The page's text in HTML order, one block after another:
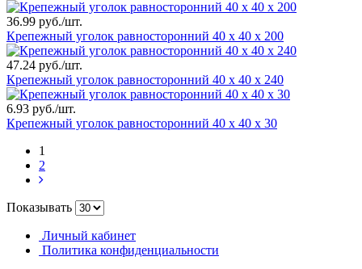
36.99 руб./шт.
Крепежный уголок равносторонний 40 х 40 х 200
47.24 руб./шт.
Крепежный уголок равносторонний 40 х 40 х 240
6.93 руб./шт.
Крепежный уголок равносторонний 40 х 40 х 30
1
2
Показывать
Личный кабинет
Политика конфиденциальности